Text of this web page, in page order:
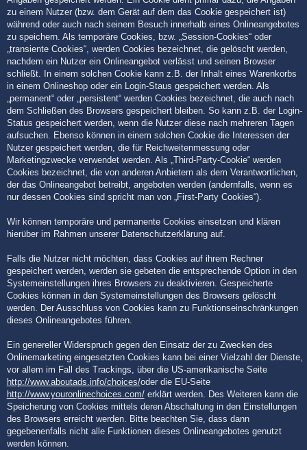
zu einem Nutzer (bzw. dem Gerät auf dem das Cookie gespeichert ist)
während oder auch nach seinem Besuch innerhalb eines Onlineangebotes
zu speichern. Als temporäre Cookies, bzw. „Session-Cookies“ oder
„transiente Cookies“, werden Cookies bezeichnet, die gelöscht werden,
nachdem ein Nutzer ein Onlineangebot verlässt und seinen Browser
schließt. In einem solchen Cookie kann z.B. der Inhalt eines Warenkorbs
in einem Onlineshop oder ein Login-Staus gespeichert werden. Als
„permanent“ oder „persistent“ werden Cookies bezeichnet, die auch nach
dem Schließen des Browsers gespeichert bleiben. So kann z.B. der Login-
Status gespeichert werden, wenn die Nutzer diese nach mehreren Tagen
aufsuchen. Ebenso können in einem solchen Cookie die Interessen der
Nutzer gespeichert werden, die für Reichweitenmessung oder
Marketingzwecke verwendet werden. Als „Third-Party-Cookie“ werden
Cookies bezeichnet, die von anderen Anbietern als dem Verantwortlichen,
der das Onlineangebot betreibt, angeboten werden (andernfalls, wenn es
nur dessen Cookies sind spricht man von „First-Party Cookies“).
Wir können temporäre und permanente Cookies einsetzen und klären
hierüber im Rahmen unserer Datenschutzerklärung auf.
Falls die Nutzer nicht möchten, dass Cookies auf ihrem Rechner
gespeichert werden, werden sie gebeten die entsprechende Option in den
Systemeinstellungen ihres Browsers zu deaktivieren. Gespeicherte
Cookies können in den Systemeinstellungen des Browsers gelöscht
werden. Der Ausschluss von Cookies kann zu Funktionseinschränkungen
dieses Onlineangebotes führen.
Ein genereller Widerspruch gegen den Einsatz der zu Zwecken des
Onlinemarketing eingesetzten Cookies kann bei einer Vielzahl der Dienste,
vor allem im Fall des Trackings, über die US-amerikanische Seite
http://www.aboutads.info/choices/oder die EU-Seite
http://www.youronlinechoices.com/erklärt werden. Des Weiteren kann die
Speicherung von Cookies mittels deren Abschaltung in den Einstellungen
des Browsers erreicht werden. Bitte beachten Sie, dass dann
gegebenenfalls nicht alle Funktionen dieses Onlineangebotes genutzt
werden können.